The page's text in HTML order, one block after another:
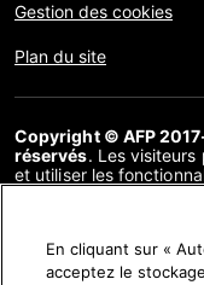
Gestion des cookies
Plan du site
Copyright © AFP
réservés. Les
et utiliser les
communication au
soit, sans licence
éléments analysés
En cliquant sur «
acceptez le